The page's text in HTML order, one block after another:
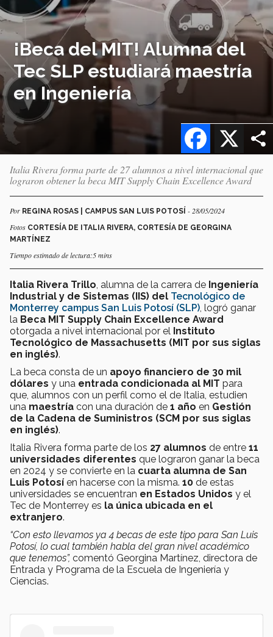
¡Beca del MIT! Alumna del
Tec SLP estudiará maestría
en Ingeniería
X
Facebook
Italia Rivera forma parte de 27 alumnos a nivel internacional que
lograron obtener la beca MIT Supply Chain Excellence Award
Por REGINA ROSAS | CAMPUS SAN LUIS POTOSÍ - 28/05/2024
Fotos CORTESÍA DE ITALIA RIVERA, CORTESÍA DE GEORGINA
MARTÍNEZ
Tiempo estimado de lectura:5 mins
Italia Rivera Trillo , alumna de la carrera de Ingenier­­­ía
Industrial y de Sistemas (IIS) del Tecnológico de
Monterrey campus San Luis Potosí (SLP) , logró ganar
la Beca MIT Supply Chain Excellence Award
otorgada a nivel internacional por el Instituto
Tecnológico de Massachusetts (MIT por sus siglas
en inglés).
La beca consta de un apoyo financiero de 30 mil
dólares y una entrada condicionada al MIT para
que, alumnos con un perfil como el de Italia, estudien
una maestría con una duración de 1 año en Gestión
de la Cadena de Suministros (SCM por sus siglas
en inglés).
Italia Rivera forma parte de los 27 alumnos de entre 11
universidades diferentes que lograron ganar la beca
en 2024 y se convierte en la cuarta alumna de San
Luis Potosí en hacerse con la misma. 10 de estas
universidades se encuentran en Estados Unidos y el
Tec de Monterrey es la única ubicada en el
extranjero.
“Con esto llevamos ya 4 becas de este tipo para San Luis
Potosí, lo cual también habla del gran nivel académico
que tenemos”, comentó Georgina Martínez, directora de
Entrada y Programa de la Escuela de Ingeniería y
Ciencias.